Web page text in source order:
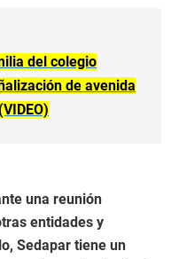
del colegio
de avenida
una reunión
entidades y
Sedapar tiene un